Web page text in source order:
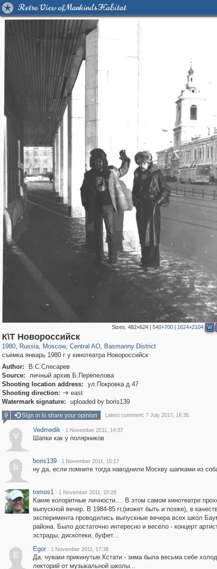
Retro View of Mankind's Habitat
Sizes:482×624 |540×700 | 1624×2104 W
К\Т Новороссийск
1980, Russia
1,407,354 29,248
, Moscow
319,882 8,286
, Central AO
160,021 5,916
, Basmanny District
съемка январь 1980 г у кинотеатра Новороссийск
Author:
В.С.Слесарев
Source:
личный архив Б.Перепелова
Shooting location address:
ул.Покровка д.47
Shooting direction:  east
Watermark signature:
uploaded by boris139
9
Sign in to share your opinion Latest comment: 7 July 2017, 16:35
V
Vedmedik · 1 November 2011, 14:37
Шапки как у полярников
b
boris139 · 1 November 2011, 15:17
ну да, если помните тогда наводнили Москву шапками из
tomos1 · 1 November 2011, 15:28
Какие колоритные личности.... В этом самом кинотеатре
выпускной вечер. В 1984-85 гг,(может быть и позже), в
эксперимента проводились выпускные вечера всех школ
района. Было достаточно интересно и весело - концерт
эстрады, дискотеки, буфет...
E
Egor · 1 November 2011, 17:38
Да, чуваки прикинутые.Кстати - зима была весьма себе
лекторий от музыкальной школы...